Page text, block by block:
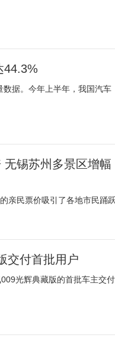
44.3%
据。今年上半年，我国汽车
无锡苏州多景区增幅
亲民票价吸引了各地市民踊
交付首批用户
光辉典藏版的首批车主交付